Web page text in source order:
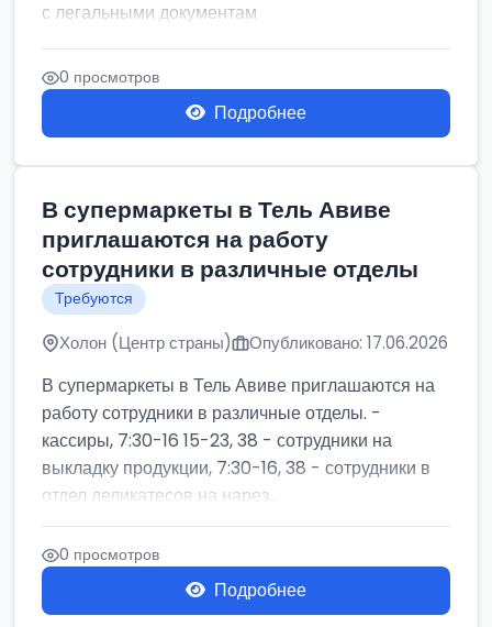
с легальными документам
0 просмотров
Подробнее
В супермаркеты в Тель Авиве
приглашаются на работу
сотрудники в различные отделы
Требуются
Холон (Центр страны) Опубликовано: 17.06.2026
В супермаркеты в Тель Авиве приглашаются на
работу сотрудники в различные отделы. -
кассиры, 7:30-16 15-23, 38 - сотрудники на
выкладку продукции, 7:30-16, 38 - сотрудники в
отдел деликатесов на нарез...
0 просмотров
Подробнее